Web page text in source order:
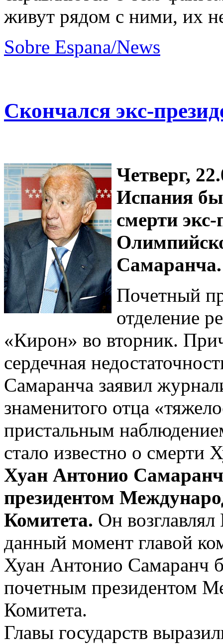
живут рядом с ними, их
Sobre Espana/News
Скончался экс-
Четверг,
Испания
смерти
Самаранча.
Почетный
отделение
«Кирон» во вторник.
сердечная
Самаранча заявил
знаменитого отца
пристальным
стало известно о смерти
Хуан Антонио Самаранч
президентом
Комитета. Он
данный момент главой
Хуан Антонио Самаранч
почетным президентом
Комитета.
Главы государств